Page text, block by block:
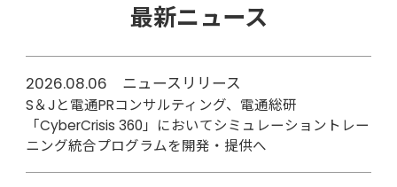
最新ニュース
2026.08.06 ニュースリリース
S＆Jと電通PRコンサルティング、電通総研
「CyberCrisis 360」においてシミュレーショントレー
ニング統合プログラムを開発・提供へ